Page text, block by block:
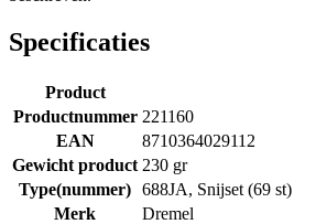
Specificaties
Product
Productnummer 221160
EAN
8710364029112
Gewicht product 230 gr
Type(nummer) 688JA, Snijset (69 st)
Merk
Dremel